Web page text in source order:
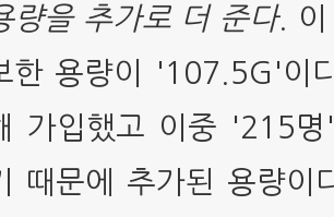
량을 추가로 더 준다. 이
한 용량이 '107.5G'이
가입했고 이중 '215명
때문에 추가된 용량